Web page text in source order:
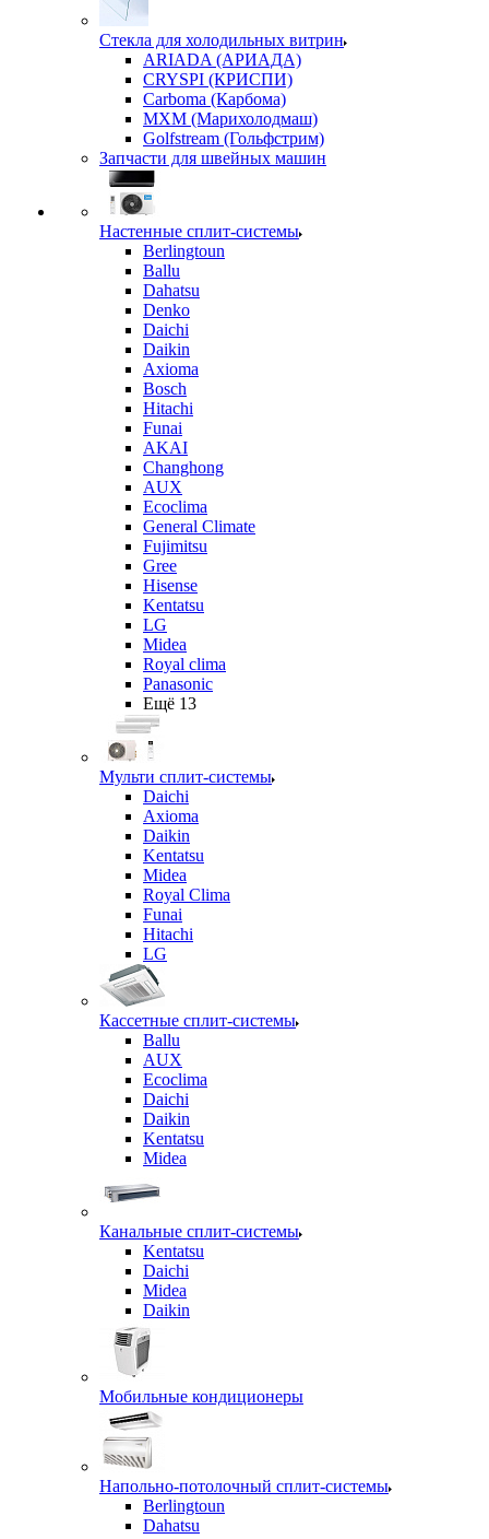
Стекла для холодильных витрин
ARIADA (АРИАДА)
CRYSPI (КРИСПИ)
Carboma (Карбома)
MXM (Марихолодмаш)
Golfstream (Гольфстрим)
Запчасти для швейных машин
Настенные сплит-системы
Berlingtoun
Ballu
Dahatsu
Denko
Daichi
Daikin
Axioma
Bosch
Hitachi
Funai
AKAI
Changhong
AUX
Ecoclima
General Climate
Fujimitsu
Gree
Hisense
Kentatsu
LG
Midea
Royal clima
Panasonic
Ещё 13
Мульти сплит-системы
Daichi
Axioma
Daikin
Kentatsu
Midea
Royal Clima
Funai
Hitachi
LG
Кассетные сплит-системы
Ballu
AUX
Ecoclima
Daichi
Daikin
Kentatsu
Midea
Канальные сплит-системы
Kentatsu
Daichi
Midea
Daikin
Мобильные кондиционеры
Напольно-потолочный сплит-системы
Berlingtoun
Dahatsu